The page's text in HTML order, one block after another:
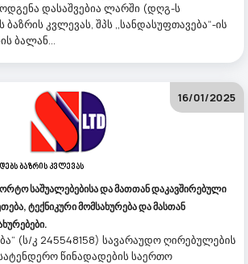
დასაშვებია ლარში (დღგ-ს
კვლევას, შპს ,,სანდასუფთავება“-ის
ბალან...
Ბაზრის Კვლევას
საშუალებებისა და მათთან დაკავშირებული
ტექნიკური მომსახურება და მასთან
16/01/2025
(ს/კ 245548158) სავარაუდო ღირებულების
წინადადების საერთო